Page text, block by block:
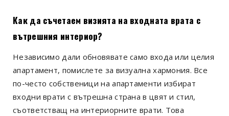
Как да съчетаем визията на входната врата с
вътрешния интериор?
Независимо дали обновявате само входа или целия
апартамент, помислете за визуална хармония. Все
по-често собственици на апартаменти избират
входни врати с вътрешна страна в цвят и стил,
съответстващ на интериорните врати. Това